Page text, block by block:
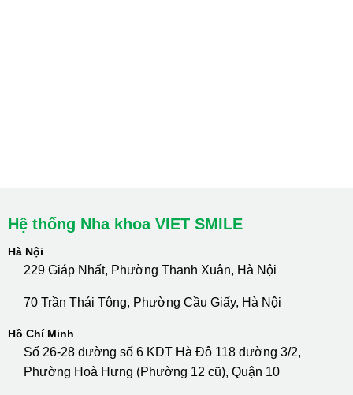
Hệ thống Nha khoa VIET SMILE
Hà Nội
229 Giáp Nhất, Phường Thanh Xuân, Hà Nội
70 Trần Thái Tông, Phường Cầu Giấy, Hà Nội
Hồ Chí Minh
Số 26-28 đường số 6 KDT Hà Đô 118 đường 3/2,
Phường Hoà Hưng (Phường 12 cũ), Quận 10